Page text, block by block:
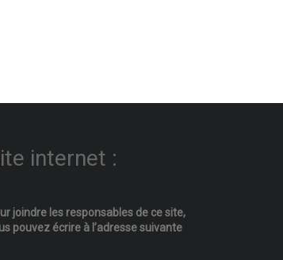
internet :
joindre les responsables de ce site,
pouvez écrire à l’adresse suivante